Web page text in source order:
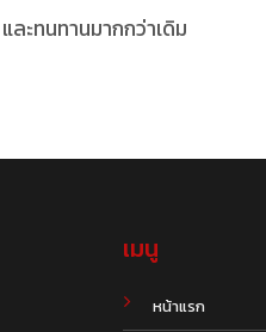
ะทนทานมากกว่าเดิม
เมนู
หน้าแรก